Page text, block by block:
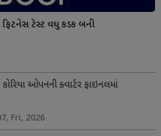
ફિટનેસ ટેસ્ટ વધુ કડક બની
કોરિયા ઓપનની ક્વાર્ટર ફાઇનલમાં
Fri, 2026